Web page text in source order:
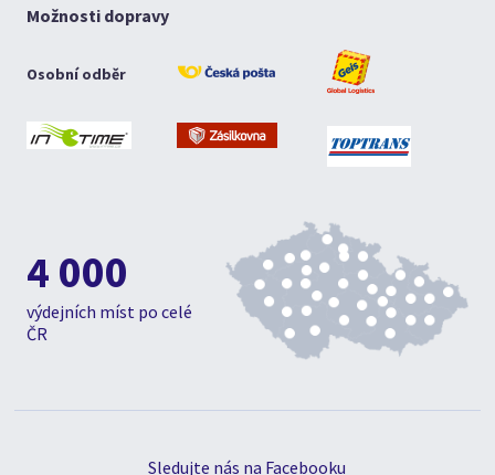
Možnosti dopravy
Osobní odběr
4 000
výdejních míst po celé
ČR
Sledujte nás na Facebooku